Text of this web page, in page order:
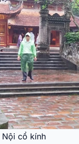
Nội cổ kính